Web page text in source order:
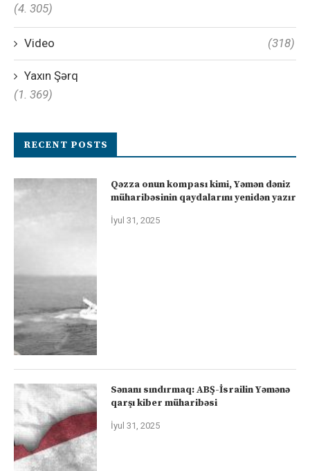
(4. 305)
Video (318)
Yaxın Şərq
(1. 369)
RECENT POSTS
Qəzza onun kompası kimi, Yəmən dəniz
müharibəsinin qaydalarını yenidən yazır
İyul 31, 2025
Sənanı sındırmaq: ABŞ-İsrailin Yəmənə
qarşı kiber müharibəsi
İyul 31, 2025